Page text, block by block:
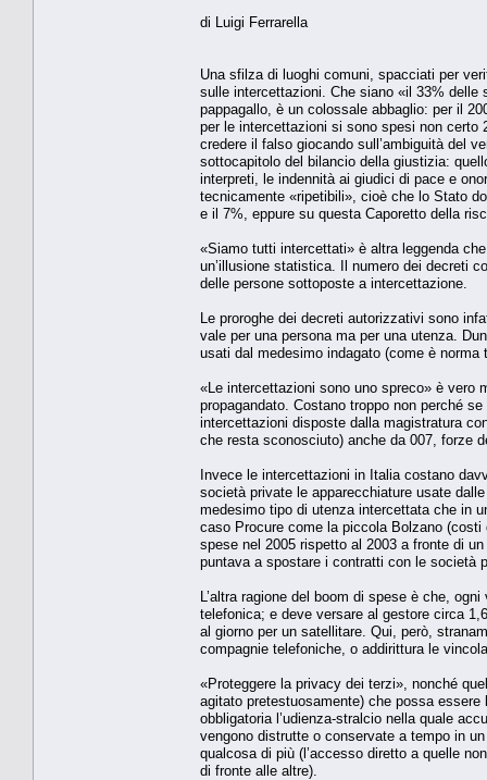
di Luigi Ferrarella
Una sfilza di luoghi comuni, spacciati per
sulle intercettazioni. Che siano «il 33%
pappagallo, è un colossale abbaglio: per il
per le intercettazioni si sono spesi non certo
credere il falso giocando sull’ambiguità del
sottocapitolo del bilancio della giustizia:
interpreti, le indennità ai giudici di pace e
tecnicamente «ripetibili», cioè che lo Stato
e il 7%, eppure su questa Caporetto della
«Siamo tutti intercettati» è altra leggenda
un’illusione statistica. Il numero dei decreti
delle persone sottoposte a intercettazione.
Le proroghe dei decreti autorizzativi sono
vale per una persona ma per una utenza.
usati dal medesimo indagato (come è norma
«Le intercettazioni sono uno spreco» è vero
propagandato. Costano troppo non perché
intercettazioni disposte dalla magistratura
che resta sconosciuto) anche da 007, forze
Invece le intercettazioni in Italia costano
società private le apparecchiature usate
medesimo tipo di utenza intercettata che in
caso Procure come la piccola Bolzano
spese nel 2005 rispetto al 2003 a fronte di
puntava a spostare i contratti con le società
L’altra ragione del boom di spese è che,
telefonica; e deve versare al gestore circa
al giorno per un satellitare. Qui, però,
compagnie telefoniche, o addirittura le
«Proteggere la privacy dei terzi», nonché
agitato pretestuosamente) che possa
obbligatoria l’udienza-stralcio nella quale
vengono distrutte o conservate a tempo in
qualcosa di più (l’accesso diretto a quelle
di fronte alle altre).